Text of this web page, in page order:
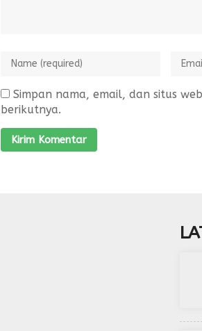
Simpan nama, email, dan situs
berikutnya.